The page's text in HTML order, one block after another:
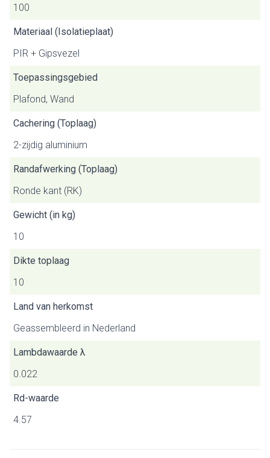
100
Materiaal (Isolatieplaat)
PIR + Gipsvezel
Toepassingsgebied
Plafond, Wand
Cachering (Toplaag)
2-zijdig aluminium
Randafwerking (Toplaag)
Ronde kant (RK)
Gewicht (in kg)
10
Dikte toplaag
10
Land van herkomst
Geassembleerd in Nederland
Lambdawaarde λ
0.022
Rd-waarde
4.57